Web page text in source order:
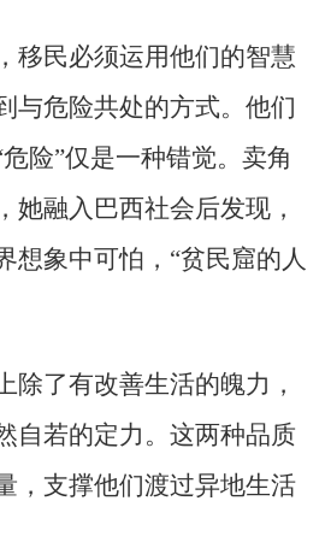
移民必须运用他们的智慧
与危险共处的方式。他们
险”仅是一种错觉。卖角
她融入巴西社会后发现，
想象中可怕，“贫民窟的人
除了有改善生活的魄力，
自若的定力。这两种品质
，支撑他们渡过异地生活